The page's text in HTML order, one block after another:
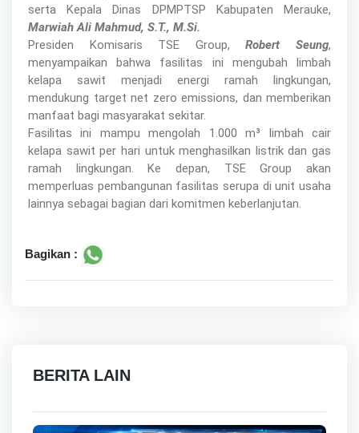
serta Kepala Dinas DPMPTSP Kabupaten Merauke,
Marwiah Ali Mahmud, S.T., M.Si.
Presiden Komisaris TSE Group,Robert Seung,
menyampaikan bahwa fasilitas ini mengubah limbah
kelapa sawit menjadi energi ramah lingkungan,
mendukung target net zero emissions, dan memberikan
manfaat bagi masyarakat sekitar.
Fasilitas ini mampu mengolah 1.000 m³ limbah cair
kelapa sawit per hari untuk menghasilkan listrik dan gas
ramah lingkungan. Ke depan, TSE Group akan
memperluas pembangunan fasilitas serupa di unit usaha
lainnya sebagai bagian dari komitmen keberlanjutan.
Bagikan :
BERITA LAIN